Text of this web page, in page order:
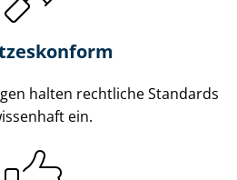
halten rechtliche Standards
ein.